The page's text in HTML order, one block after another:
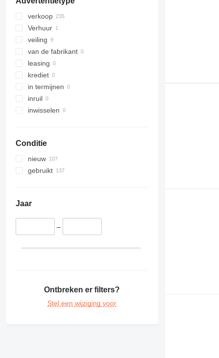
432
434
438
444
906
908
930
938
963
GP
M-series
verkoop
Verhuur
veiling
van de fabrikant
leasing
krediet
in termijnen
inruil
inwisselen
Conditie
nieuw
gebruikt
Jaar
–
Ontbreken er filters?
Stel een wijziging voor